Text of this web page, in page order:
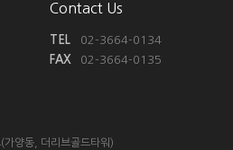
Contact Us
TEL
02-3664-0134
FAX
02-3664-0135
가양동, 더리브골드타워)